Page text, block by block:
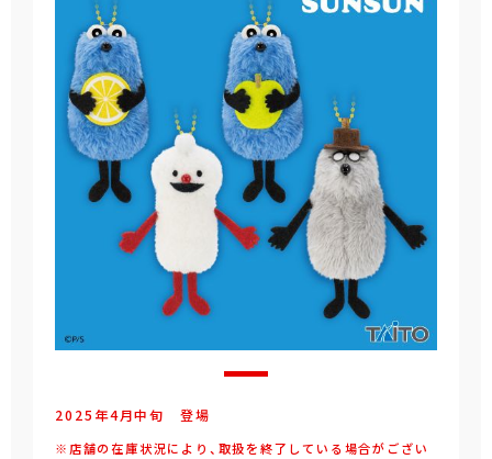
2025年4月中旬 登場
※店舗の在庫状況により、取扱を終了している場合がござい